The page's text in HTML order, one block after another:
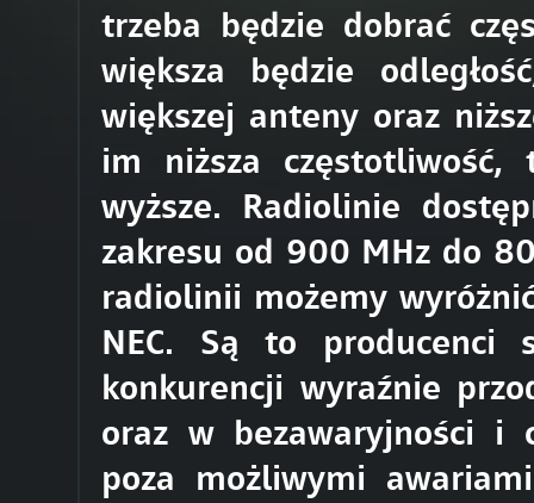
trzeba będzie dobrać
większa będzie
większej anteny oraz
im niższa
wyższe. Radiolinie
zakresu od 900 MHz do
radiolinii możemy
NEC. Są to producenci
konkurencji wyraźnie
oraz w bezawaryjności i
poza możliwymi